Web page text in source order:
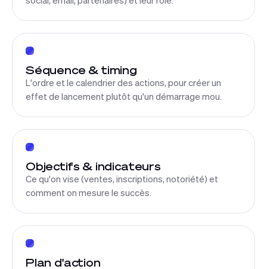
Séquence & timing
L'ordre et le calendrier des actions, pour créer un
effet de lancement plutôt qu'un démarrage mou.
Objectifs & indicateurs
Ce qu'on vise (ventes, inscriptions, notoriété) et
comment on mesure le succès.
Plan d'action